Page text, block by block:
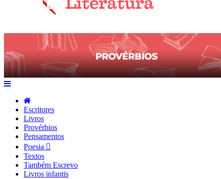
Escritores
Livros
Provérbios
Pensamentos
Poesia
Textos
Também Escrevo
Livros infantis